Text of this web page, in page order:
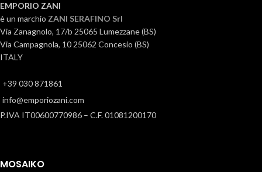
EMPORIO ZANI
è un marchio ZANI SERAFINO Srl
Via Zanagnolo, 17/b 25065 Lumezzane (BS)
Via Campagnola, 10 25062 Concesio (BS)
ITALY
+39 030 871861
info@emporiozani.com
P.IVA IT00600770986 – C.F. 01081200170
MOSAIKO